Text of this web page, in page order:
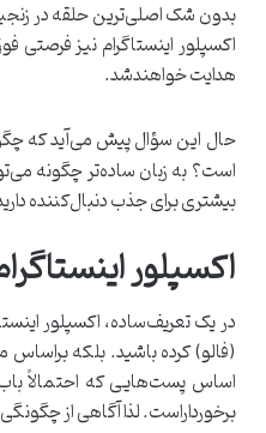
بدون شک اصلی‌ترین حلقه در
اکسپلور اینستاگرام نیز
هدایت خواهندشد.
حال این سؤال پیش می‌آید که
است؟ به زبان ساده‌تر چگونه
بیشتری برای جذب دنبال‌کننده
اکسپلور
در یک تعریف‌ساده، اکسپلور
(فالو) کرده باشید. بلکه
اساس پست‌هایی که احتمالاً
برخورداراست. لذا آگاهی از